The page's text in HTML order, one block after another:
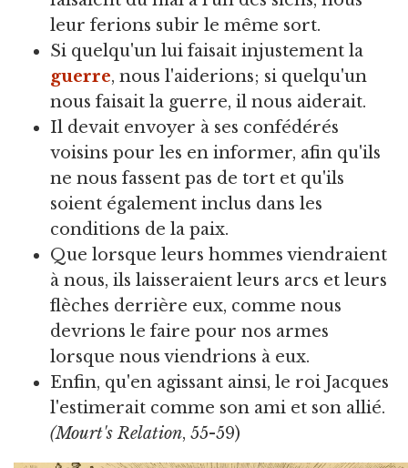
leur ferions subir le même sort.
Si quelqu'un lui faisait injustement la
guerre, nous l'aiderions; si quelqu'un
nous faisait la guerre, il nous aiderait.
Il devait envoyer à ses confédérés
voisins pour les en informer, afin qu'ils
ne nous fassent pas de tort et qu'ils
soient également inclus dans les
conditions de la paix.
Que lorsque leurs hommes viendraient
à nous, ils laisseraient leurs arcs et leurs
flèches derrière eux, comme nous
devrions le faire pour nos armes
lorsque nous viendrions à eux.
Enfin, qu'en agissant ainsi, le roi Jacques
l'estimerait comme son ami et son allié.
(Mourt's Relation, 55-59)